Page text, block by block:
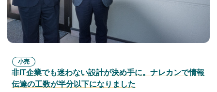
小売
非IT企業でも迷わない設計が決め手に。ナレカンで情報
伝達の工数が半分以下になりました